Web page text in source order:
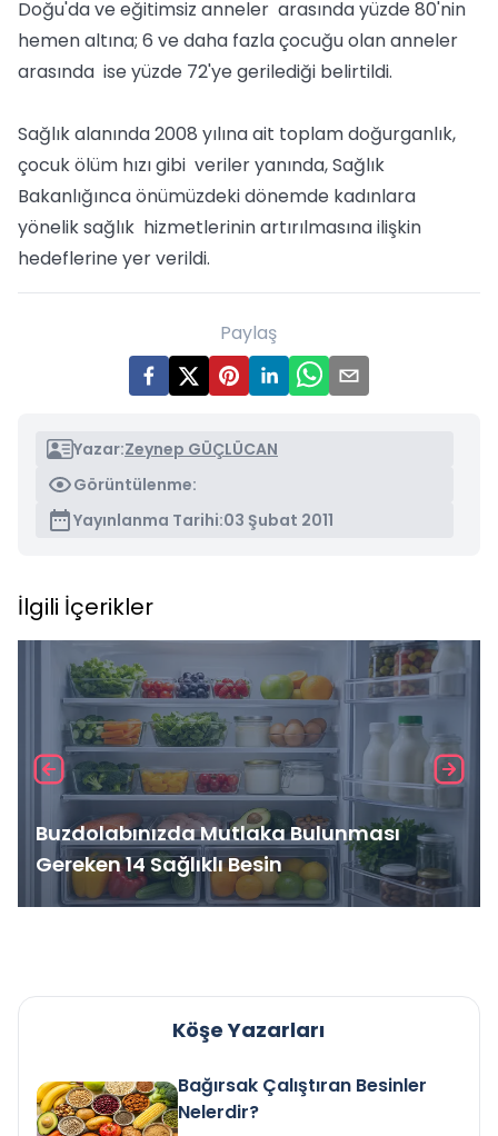
Doğu'da ve eğitimsiz anneler arasında yüzde 80'nin
hemen altına; 6 ve daha fazla çocuğu olan anneler
arasında ise yüzde 72'ye gerilediği belirtildi.
Sağlık alanında 2008 yılına ait toplam doğurganlık,
çocuk ölüm hızı gibi veriler yanında, Sağlık
Bakanlığınca önümüzdeki dönemde kadınlara
yönelik sağlık hizmetlerinin artırılmasına ilişkin
hedeflerine yer verildi.
Paylaş
Yazar:Zeynep GÜÇLÜCAN
Görüntülenme:
Yayınlanma Tarihi:03 Şubat 2011
İlgili İçerikler
Buzdolabınızda Mutlaka Bulunması
Gereken 14 Sağlıklı Besin
Köşe Yazarları
Bağırsak Çalıştıran Besinler
Nelerdir?